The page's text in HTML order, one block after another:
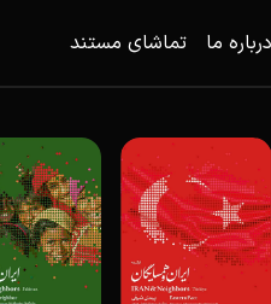
درباره ما تماشای مستند